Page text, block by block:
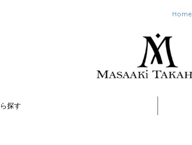
Home
探す